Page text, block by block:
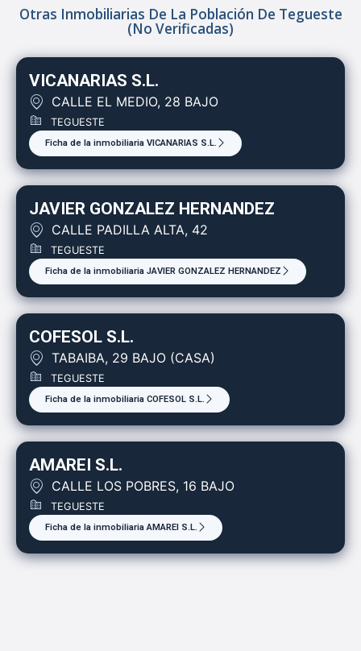
Otras Inmobiliarias De La Población De Tegueste
(no Verificadas)
VICANARIAS S.L.
CALLE EL MEDIO, 28 BAJO
TEGUESTE
Ficha de la inmobiliaria VICANARIAS S.L.
JAVIER GONZALEZ HERNANDEZ
CALLE PADILLA ALTA, 42
TEGUESTE
Ficha de la inmobiliaria JAVIER GONZALEZ HERNANDEZ
COFESOL S.L.
TABAIBA, 29 BAJO (CASA)
TEGUESTE
Ficha de la inmobiliaria COFESOL S.L.
AMAREI S.L.
CALLE LOS POBRES, 16 BAJO
TEGUESTE
Ficha de la inmobiliaria AMAREI S.L.